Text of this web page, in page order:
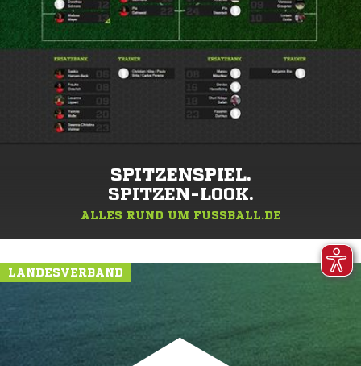
SPITZENSPIEL.
SPITZEN-LOOK.
ALLES RUND UM FUSSBALL.DE
LANDESVERBAND